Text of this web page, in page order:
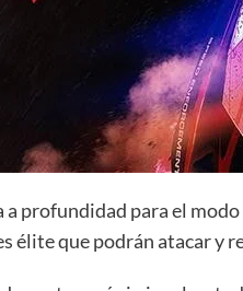
profundidad para el
élite que podrán atacar y